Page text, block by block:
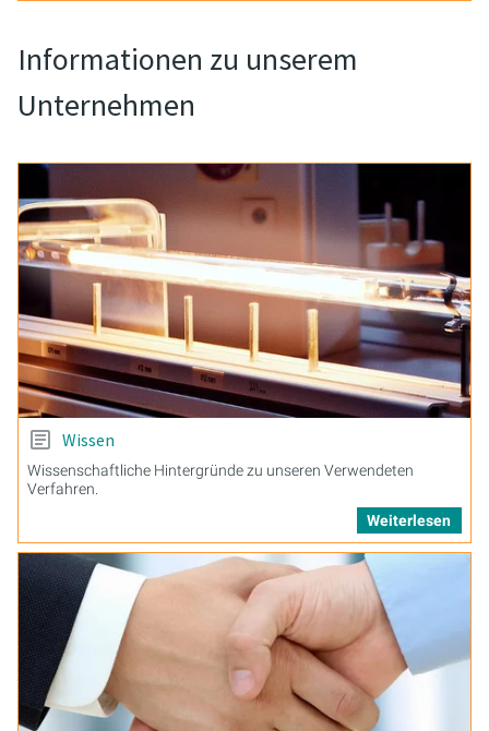
Informationen zu unserem
Unternehmen
Wissen
Wissenschaftliche Hintergründe zu unseren Verwendeten
Verfahren.
Weiterlesen